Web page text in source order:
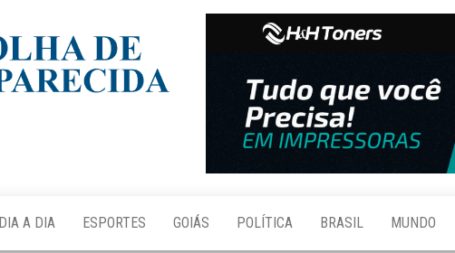
Aparecida
DIA A DIA ESPORTES GOIÁS POLÍTICA BRASIL MUNDO